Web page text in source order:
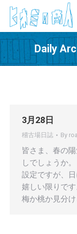
Daily
3月28日
稽古場日誌 By
皆さま、春の
しでしょうか
設定ですが、
嬉しい限りで
梅か桃か見分